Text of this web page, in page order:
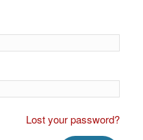
Lost your password?